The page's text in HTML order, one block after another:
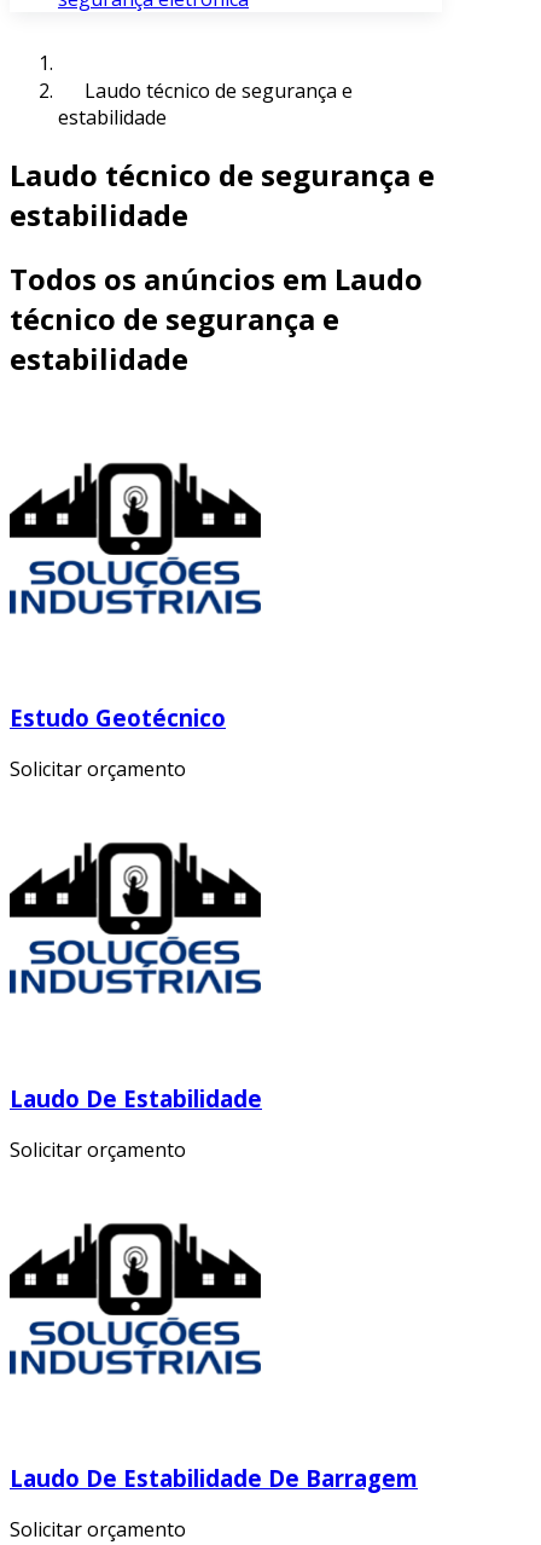
Laudo técnico de segurança e
estabilidade
Laudo técnico de segurança e
estabilidade
Todos os anúncios em Laudo
técnico de segurança e
estabilidade
Estudo Geotécnico
Solicitar orçamento
Laudo De Estabilidade
Solicitar orçamento
Laudo De Estabilidade De Barragem
Solicitar orçamento